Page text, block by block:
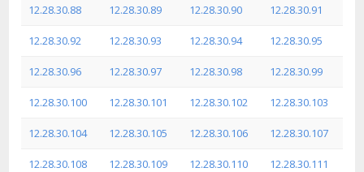
12.28.30.88 12.28.30.89 12.28.30.90 12.28.30.91
12.28.30.92 12.28.30.93 12.28.30.94 12.28.30.95
12.28.30.96 12.28.30.97 12.28.30.98 12.28.30.99
12.28.30.100 12.28.30.101 12.28.30.102 12.28.30.103
12.28.30.104 12.28.30.105 12.28.30.106 12.28.30.107
12.28.30.108 12.28.30.109 12.28.30.110 12.28.30.111